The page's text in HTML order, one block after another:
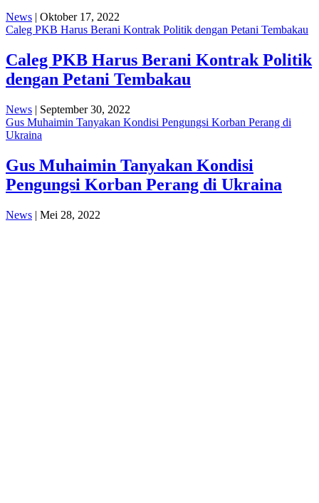
News | Oktober 17, 2022
Caleg PKB Harus Berani Kontrak Politik dengan Petani Tembakau
Caleg PKB Harus Berani Kontrak Politik
dengan Petani Tembakau
News | September 30, 2022
Gus Muhaimin Tanyakan Kondisi Pengungsi Korban Perang di
Ukraina
Gus Muhaimin Tanyakan Kondisi
Pengungsi Korban Perang di Ukraina
News | Mei 28, 2022